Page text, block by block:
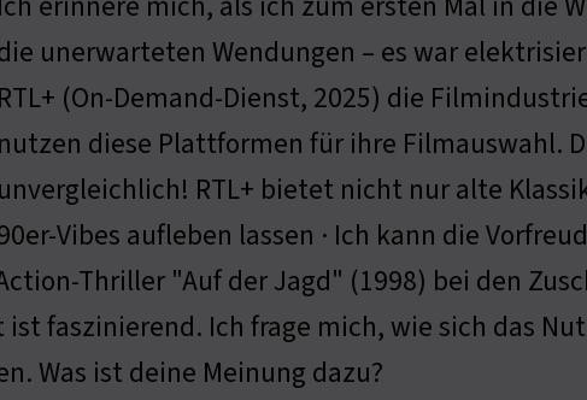
unerwarteten Wendungen – es war
RTL+ (On-Demand-Dienst, 2025) die
nutzen diese Plattformen für ihre Filmauswahl.
unvergleichlich! RTL+ bietet nicht nur alte
Vibes aufleben lassen · Ich kann die
Thriller "Auf der Jagd" (1998) bei den
faszinierend. Ich frage mich, wie sich das
Was ist deine Meinung dazu?